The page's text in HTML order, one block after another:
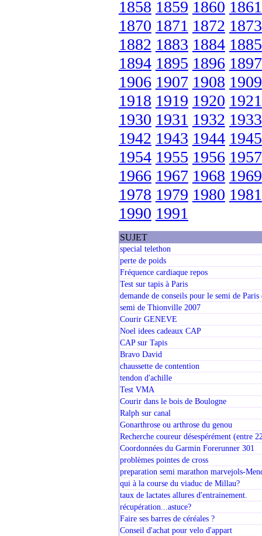
1858 1859 1860 1861
1870 1871 1872 1873
1882 1883 1884 1885
1894 1895 1896 1897
1906 1907 1908 1909
1918 1919 1920 1921
1930 1931 1932 1933
1942 1943 1944 1945
1954 1955 1956 1957
1966 1967 1968 1969
1978 1979 1980 1981
1990 1991
SUJET
special telethon
perte de poids
Fréquence cardiaque repos
Test sur tapis à Paris
demande de conseils pour le semi de
semi de Thionville 2007
Courir GENEVE
Noel idees cadeaux CAP
CAP sur Tapis
Bravo David
chaussette de contention
tendon d'achille
Test VMA
Courir dans le bois de Boulogne
Ralph sur canal
Gonarthrose ou arthrose du genou
Recherche coureur désespérément (entre
Coordonnées du Garmin Forerunner 301
problèmes pointes de cross
preparation semi marathon marvejols-
qui à la course du viaduc de Millau?
taux de lactates allures d'entrainement.
récupération...astuce?
Faire ses barres de céréales ?
Conseil d'achat pour velo d'appart